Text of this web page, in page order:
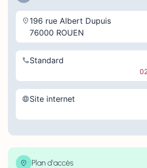
196 rue Albert Dupuis
76000 ROUEN
Standard
Site internet
Plan d'accès